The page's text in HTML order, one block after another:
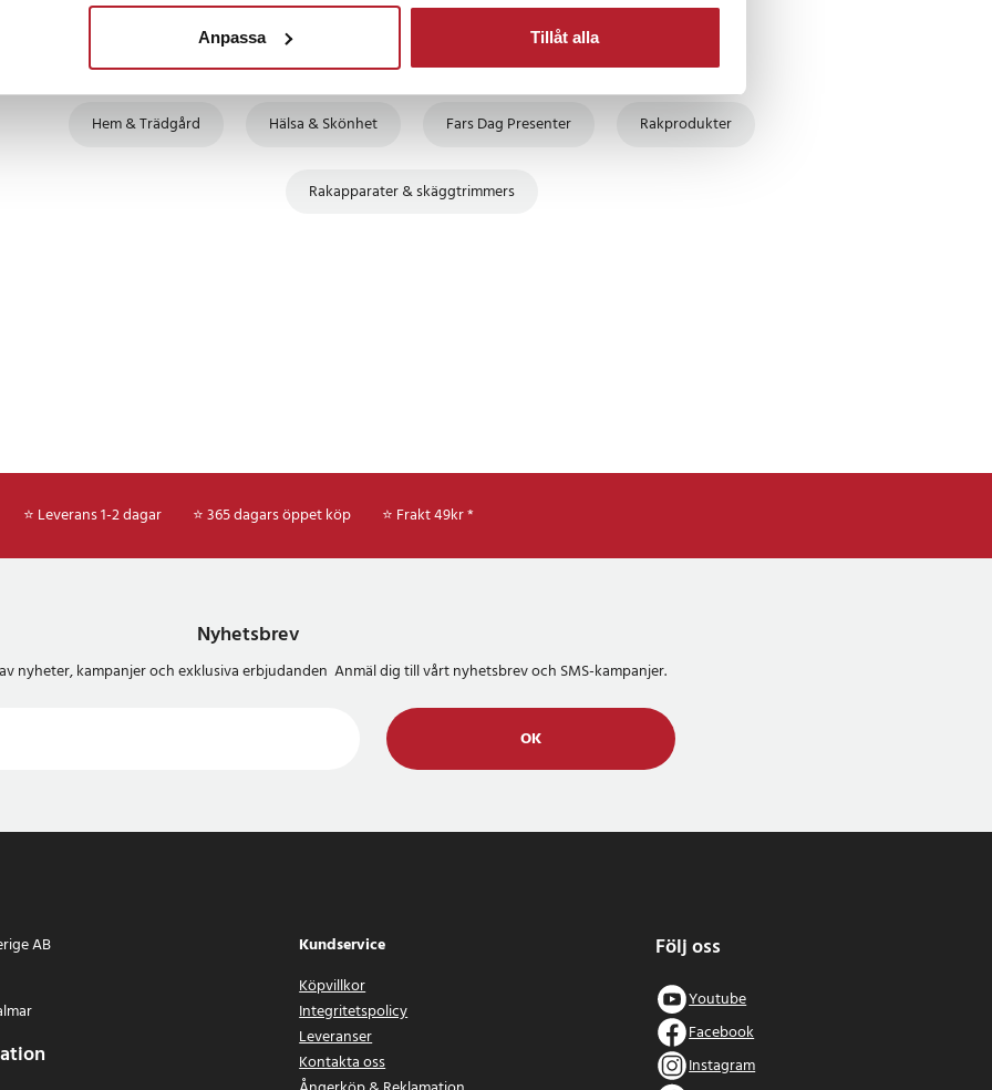
Anpassa Tillåt alla
rakning och styling
blad
torrt (100 % vattentät)
Fortsätt att fynda
Hem & Trädgård Hälsa & Skönhet Fars Dag Presenter Rakprodukter
Rakapparater & skäggtrimmers
⭐ Leverans 1-2 dagar ⭐ 365 dagars öppet köp ⭐ Frakt 49kr *
Nyhetsbrev
nyheter, kampanjer och exklusiva erbjudanden Anmäl dig till vårt nyhetsbrev och SMS-kampanjer.
OK
AB
Kundservice
Köpvillkor
Integritetspolicy
Leveranser
Kontakta oss
Följ oss
Youtube
Facebook
Instagram